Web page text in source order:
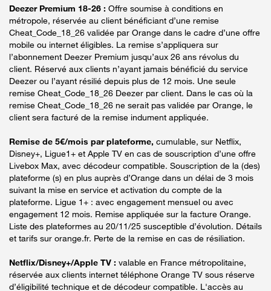
Deezer Premium 18-26 : Offre soumise à conditions en
métropole, réservée au client bénéficiant d’une remise
Cheat_Code_18_26 validée par Orange dans le cadre d’une offre
mobile ou internet éligibles. La remise s’appliquera sur
l’abonnement Deezer Premium jusqu’aux 26 ans révolus du
client. Réservé aux clients n’ayant jamais bénéficié du service
Deezer ou l’ayant résilié depuis plus de 12 mois. Une seule
remise Cheat_Code_18_26 Deezer par client. Dans le cas où la
remise Cheat_Code_18_26 ne serait pas validée par Orange, le
client sera facturé de la remise indument appliquée.
Remise de 5€/mois par plateforme, cumulable, sur Netflix,
Disney+, Ligue1+ et Apple TV en cas de souscription d’une offre
Livebox Max, avec décodeur compatible. Souscription de la (des)
plateforme (s) en plus auprès d’Orange dans un délai de 3 mois
suivant la mise en service et activation du compte de la
plateforme. Ligue 1+ : avec engagement mensuel ou avec
engagement 12 mois. Remise appliquée sur la facture Orange.
Liste des plateformes au 20/11/25 susceptible d’évolution. Détails
et tarifs sur orange.fr. Perte de la remise en cas de résiliation.
Netflix/Disney+/Apple TV : valable en France métropolitaine,
réservée aux clients internet téléphone Orange TV sous réserve
d’éligibilité technique et de décodeur compatible. L'accès au